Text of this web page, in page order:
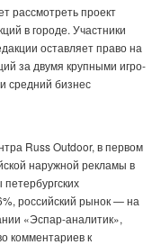
рассмотреть проект
в городе. Участники
оставляет право на
за двумя крупными игро­
средний бизнес
Russ Outdoor, в первом
наружной рекламы в
российский рынок — на
«Эспар-аналитик»,
комментариев к